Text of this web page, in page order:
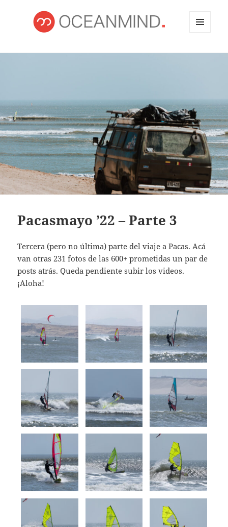
OCEANMIND
WIDGETS
Pacasmayo ’22 – Parte 3
Tercera (pero no última) parte del viaje a Pacas. Acá
van otras 231 fotos de las 600+ prometidas un par de
posts atrás. Queda pendiente subir los videos.
¡Aloha!